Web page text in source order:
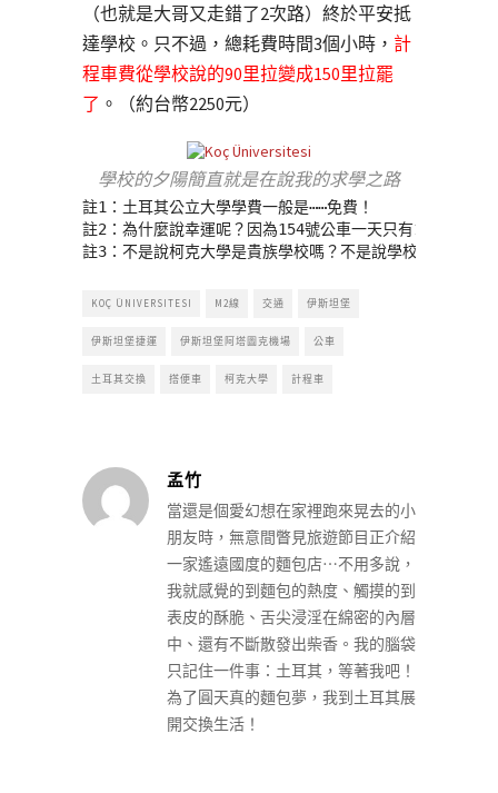
（也就是大哥又走錯了2次路）終於平安抵
達學校。只不過，總耗費時間3個小時， 計
程車費從學校說的90里拉變成150里拉罷
了 。（約台幣2250元）
學校的夕陽簡直就是在說我的求學之路
註1：土耳其公立大學學費一般是⋯⋯免費！
註2：為什麼說幸運呢？因為154號公車一天只有13個班次
註3：不是說柯克大學是貴族學校嗎？不是說學校像奢華的
KOÇ ÜNIVERSITESI M2線 交通 伊斯坦堡
伊斯坦堡捷運 伊斯坦堡阿塔圖克機場 公車
土耳其交換 搭便車 柯克大學 計程車
孟竹
當還是個愛幻想在家裡跑來晃去的小
朋友時，無意間瞥見旅遊節目正介紹
一家遙遠國度的麵包店⋯不用多說，
我就感覺的到麵包的熱度、觸摸的到
表皮的酥脆、舌尖浸淫在綿密的內層
中、還有不斷散發出柴香。我的腦袋
只記住一件事：土耳其，等著我吧！
為了圓天真的麵包夢，我到土耳其展
開交換生活！